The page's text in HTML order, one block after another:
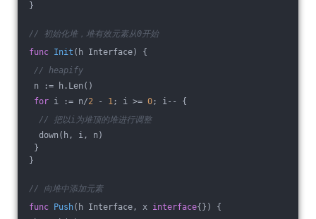
}
// 初始化堆，堆有效元素从0开始
func Init (h Interface)
{
// heapify
n := h.Len()
for i := n/2 - 1; i >= 0; i-- {
// 把以i为堆顶的堆进行调整
down(h, i, n)
}
}
// 向堆中添加元素
func
Push(h Interface, x interface{})
{